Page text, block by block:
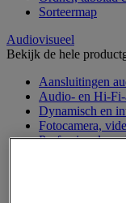
Sorteermap
Audiovisueel
Bekijk de hele
Aansluitingen
Audio- en Hi-Fi-
Dynamisch en
Fotocamera,
Professionele